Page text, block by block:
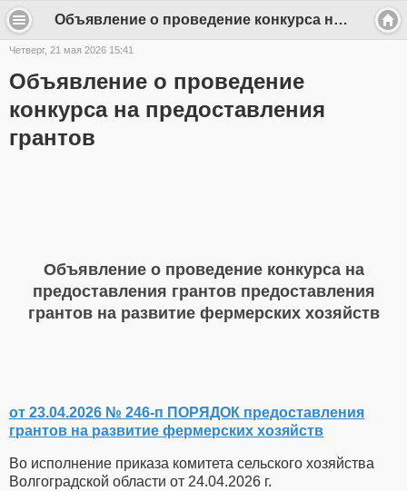
Объявление о проведение конкурса на предоставления грантов - frunze-sp
Четверг, 21 мая 2026 15:41
Объявление о проведение
конкурса на предоставления
грантов
Объявление о проведение конкурса на
предоставления грантов предоставления
грантов на развитие фермерских хозяйств
от 23.04.2026 № 246-п ПОРЯДОК предоставления
грантов на развитие фермерских хозяйств
Во исполнение приказа комитета сельского хозяйства
Волгоградской области от 24.04.2026 г.